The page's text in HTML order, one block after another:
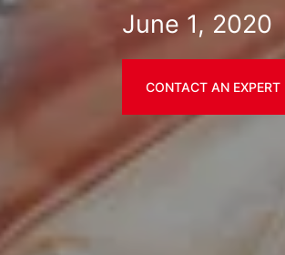
June 1, 2020
CONTACT AN EXPERT